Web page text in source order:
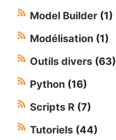
Model Builder (1)
Modélisation (1)
Outils divers (63)
Python (16)
Scripts R (7)
Tutoriels (44)